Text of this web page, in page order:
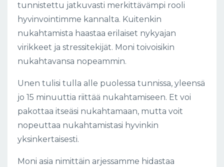
tunnistettu jatkuvasti merkittävämpi rooli
hyvinvointimme kannalta. Kuitenkin
nukahtamista haastaa erilaiset nykyajan
virikkeet ja stressitekijät. Moni toivoisikin
nukahtavansa nopeammin.
Unen tulisi tulla alle puolessa tunnissa, yleensä
jo 15 minuuttia riittää nukahtamiseen. Et voi
pakottaa itseäsi nukahtamaan, mutta voit
nopeuttaa nukahtamistasi hyvinkin
yksinkertaisesti.
Moni asia nimittäin arjessamme hidastaa